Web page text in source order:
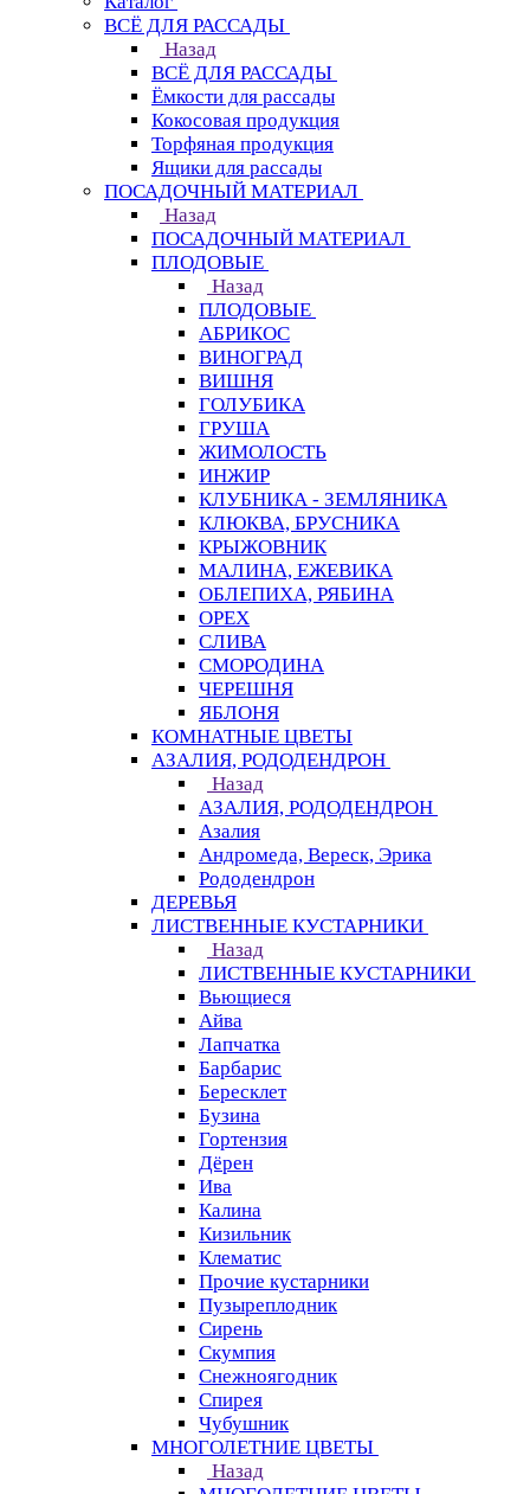
ВСЁ ДЛЯ РАССАДЫ
Назад
ВСЁ ДЛЯ РАССАДЫ
Ёмкости для рассады
Кокосовая продукция
Торфяная продукция
Ящики для рассады
ПОСАДОЧНЫЙ МАТЕРИАЛ
Назад
ПОСАДОЧНЫЙ МАТЕРИАЛ
ПЛОДОВЫЕ
Назад
ПЛОДОВЫЕ
АБРИКОС
ВИНОГРАД
ВИШНЯ
ГОЛУБИКА
ГРУША
ЖИМОЛОСТЬ
ИНЖИР
КЛУБНИКА - ЗЕМЛЯНИКА
КЛЮКВА, БРУСНИКА
КРЫЖОВНИК
МАЛИНА, ЕЖЕВИКА
ОБЛЕПИХА, РЯБИНА
ОРЕХ
СЛИВА
СМОРОДИНА
ЧЕРЕШНЯ
ЯБЛОНЯ
КОМНАТНЫЕ ЦВЕТЫ
АЗАЛИЯ, РОДОДЕНДРОН
Назад
АЗАЛИЯ, РОДОДЕНДРОН
Азалия
Андромеда, Вереск, Эрика
Рододендрон
ДЕРЕВЬЯ
ЛИСТВЕННЫЕ КУСТАРНИКИ
Назад
ЛИСТВЕННЫЕ КУСТАРНИКИ
Вьющиеся
Айва
Лапчатка
Барбарис
Бересклет
Бузина
Гортензия
Дёрен
Ива
Калина
Кизильник
Клематис
Прочие кустарники
Пузыреплодник
Сирень
Скумпия
Снежноягодник
Спирея
Чубушник
МНОГОЛЕТНИЕ ЦВЕТЫ
Назад